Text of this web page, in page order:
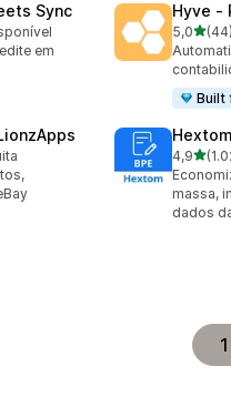
Sync
em
Hyve ‑
5,0de 5(44)
44
Built
4,9de 5
1021
massa,
dados
1